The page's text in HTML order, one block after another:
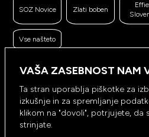
SOZ Novice Zlati boben
Vse našteto
Da, dovolim
Ne,
zanimivo vsebino, bi želeli meriti
sporočila. Ali nam dovolite, da
prikaze prejetih sporočil ter klike
prejetih sporočilih? *
VAŠA ZASEBNOST NAM
Ta stran uporablja piškotke za
izkušnje in za spremljanje
klikom na "dovoli", potrjujete, da
strinjate.